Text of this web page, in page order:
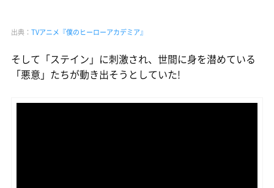
出典： TVアニメ『僕のヒーローアカデミア』
そして「ステイン」に刺激され、世間に身を潜めている
「悪意」たちが動き出そうとしていた!